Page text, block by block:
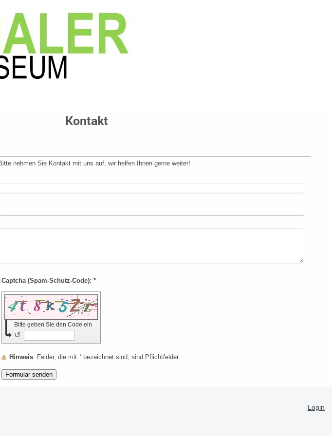
Kontakt
nehmen Sie Kontakt mit uns auf, wir helfen Ihnen gerne weiter!
Captcha (Spam-Schutz-Code): *
Bitte geben Sie den Code ein
↺
Hinweis : Felder, die mit *bezeichnet sind, sind Pflichtfelder.
Login